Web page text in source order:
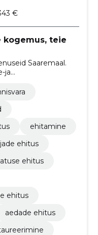
€
kogemus, teie
Saaremaal.
ja
ehitamine
ehitus
ehitus
ehitus
aedade ehitus